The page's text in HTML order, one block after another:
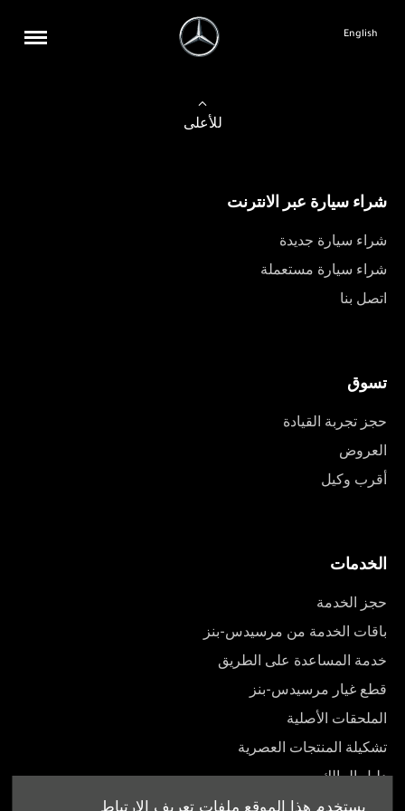
يستخدم هذا الموقع ملفات تعريف الارتباط
English
للأعلى
شراء سيارة عبر الانترنت
شراء سيارة جديدة
شراء سيارة مستعملة
اتصل بنا
تسوق
حجز تجربة القيادة
العروض
أقرب وكيل
الخدمات
حجز الخدمة
باقات الخدمة من مرسيدس-بنز
خدمة المساعدة على الطريق
قطع غيار مرسيدس-بنز
الملحقات الأصلية
تشكيلة المنتجات العصرية
دليل المالك